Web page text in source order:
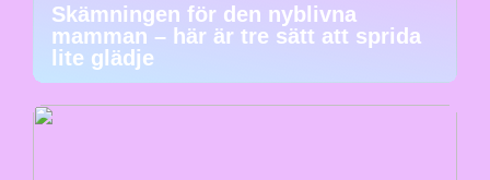
Skämningen för den nyblivna
mamman – här är tre sätt att sprida
lite glädje